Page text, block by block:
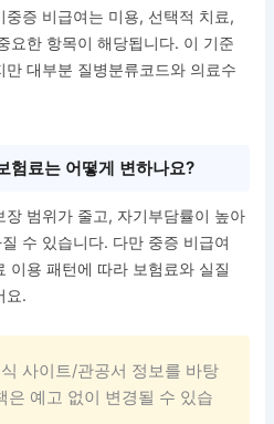
증 비급여는 미용, 선택적 치료,
요한 항목이 해당됩니다. 이 기준
대부분 질병분류코드와 의료수
험료는 어떻게 변하나요?
범위가 줄고, 자기부담률이 높아
수 있습니다. 다만 중증 비급여
이용 패턴에 따라 보험료와 실질
요.
사이트/관공서 정보를 바탕
은 예고 없이 변경될 수 있습